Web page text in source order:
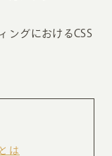
ングにおけるCSS
は